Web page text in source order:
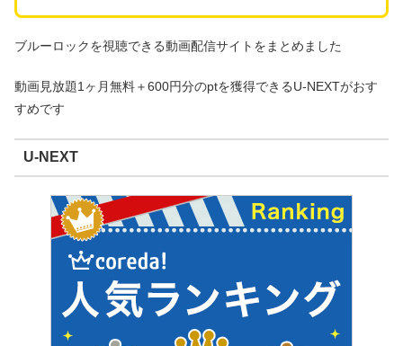
ブルーロックを視聴できる動画配信サイトをまとめました
動画見放題1ヶ月無料＋600円分のptを獲得できるU-NEXTがおす
すめです
U-NEXT